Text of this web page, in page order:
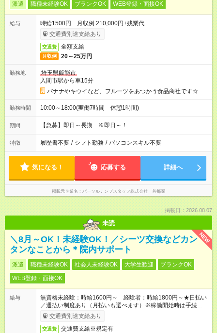
派遣 職種未経験OK ブランクOK WEB登録・面接OK
給与
時給1500円 月収例 210,000円+残業代
交通費別途支給あり
交通費 全額支給
月収例 20～25万円
勤務地
埼玉県飯能市
入間市駅から車15分
バナナやキウイなど、フルーツをあつかう食品商社です☆
勤務時間 10:00～18:00(実働7時間 休憩1時間)
期間 【急募】即日～長期 ※即日～！
特徴 履歴書不要 / シフト勤務 / パソコンスキル不要
気になる！ 応募する 詳細へ
掲載元企業名 パーソルテンプスタッフ株式会社 首都圏
掲載日：2026.08.07
未読
NEW
＼8月～OK！未経験OK！／シーツ交換などカン
タンなことから＊院内サポート
派遣 職種未経験OK 社会人未経験OK 大学生歓迎
ブランクOK
WEB登録・面接OK
給与
無資格未経験：時給1600円～ 経験者：時給1800円～★日払い
／週払い制度あり（月払いも選べます）※稼働開始時は手続き完
了次第のお支払いとなります。
交通費別途支給あり
交通費 交通費支給※規定有